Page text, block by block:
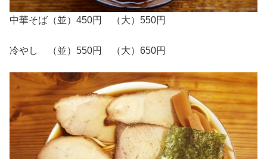
中華そば（並）450円 （大）550円
冷やし （並）550円 （大）650円